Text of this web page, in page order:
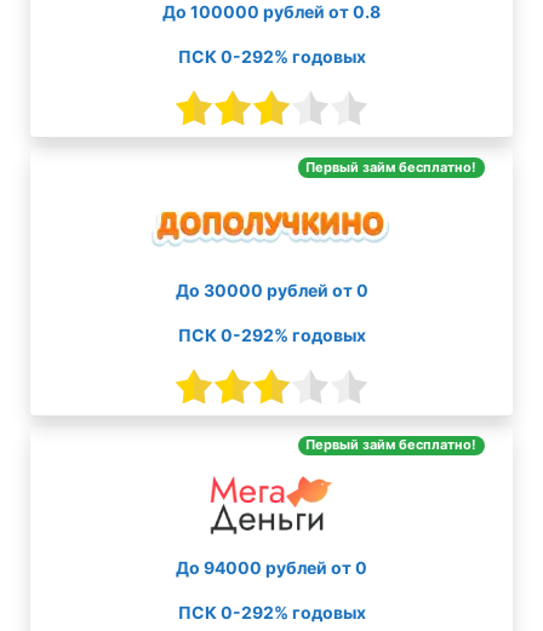
До 100000 рублей от 0.8
ПСК 0-292% годовых
Первый займ бесплатно!
До 30000 рублей от 0
ПСК 0-292% годовых
Первый займ бесплатно!
До 94000 рублей от 0
ПСК 0-292% годовых